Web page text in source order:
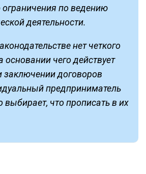
ограничения по ведению
деятельности.
нет четкого
основании чего действует
заключении договоров
предприниматель
выбирает, что прописать в их